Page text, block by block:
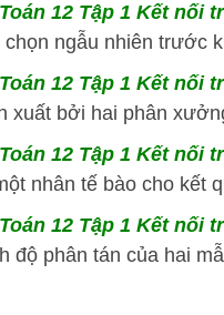
12 Tập 1 Kết nối
ngẫu nhiên trước
12 Tập 1 Kết nối
xuất bởi hai phân
12 Tập 1 Kết nối
nhân tế bào cho kết
12 Tập 1 Kết nối
độ phân tán của hai